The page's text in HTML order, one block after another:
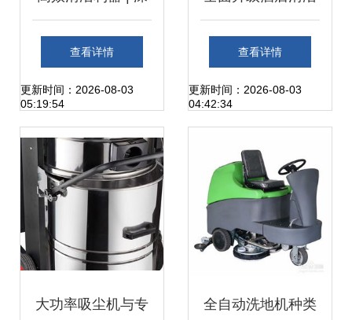
度解读三门峡手推
式全自动洗地机
查看详情
更新时间：2026-08-03
05:19:54
方案 厂价特价多功
能洗地机、打蜡机
查看详情
更新时间：2026-08-03
04:42:34
大功率吸尘机与专 全自动洗地机种类